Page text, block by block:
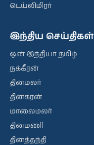
டெய்லிமிரர்
இந்திய செய்திகள்
ஒன் இந்தியா தமிழ்
நக்கீரன்
தினமலர்
தினகரன்
மாலைமலர்
தினமணி
தினத்தந்தி